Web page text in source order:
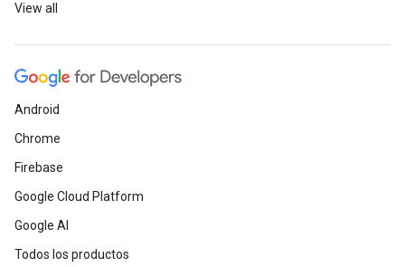
View all
Android
Chrome
Firebase
Google Cloud Platform
Google AI
Todos los productos